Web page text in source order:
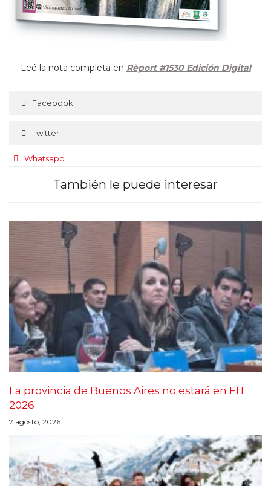
Leé la nota completa en Rèport #1530 Edición Digital
Facebook
Twitter
Whatsapp
También le puede interesar
La provincia de Buenos Aires no estará en FIT
2026
7 agosto, 2026